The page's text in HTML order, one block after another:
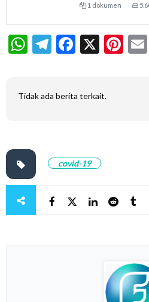
1 dokumen
WhatsApp
Telegram
X
Tidak ada berita terkait.
covid-19